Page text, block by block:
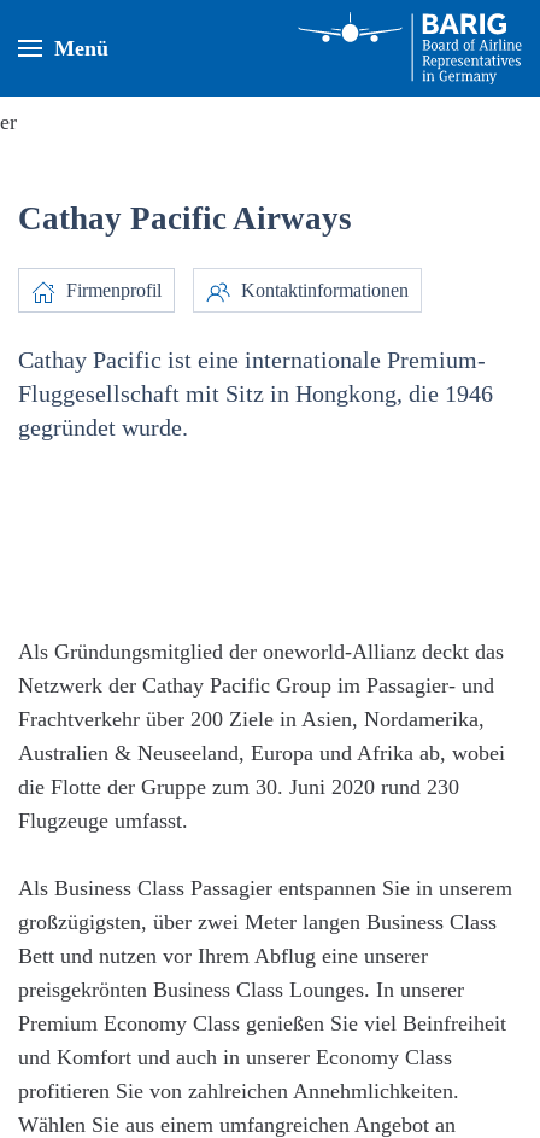
Menü
Cathay Pacific Airways
Firmenprofil Kontaktinformationen
Cathay Pacific ist eine internationale Premium-
Fluggesellschaft mit Sitz in Hongkong, die 1946
gegründet wurde.
Als Gründungsmitglied der oneworld-Allianz deckt das
Netzwerk der Cathay Pacific Group im Passagier- und
Frachtverkehr über 200 Ziele in Asien, Nordamerika,
Australien & Neuseeland, Europa und Afrika ab, wobei
die Flotte der Gruppe zum 30. Juni 2020 rund 230
Flugzeuge umfasst.
Als Business Class Passagier entspannen Sie in unserem
großzügigsten, über zwei Meter langen Business Class
Bett und nutzen vor Ihrem Abflug eine unserer
preisgekrönten Business Class Lounges. In unserer
Premium Economy Class genießen Sie viel Beinfreiheit
und Komfort und auch in unserer Economy Class
profitieren Sie von zahlreichen Annehmlichkeiten.
Wählen Sie aus einem umfangreichen Angebot an